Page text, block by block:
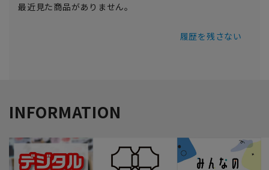
最近見た商品がありません。
履歴を残さない
INFORMATION